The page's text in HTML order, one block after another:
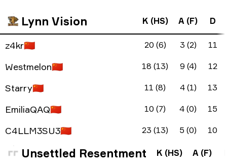
Lynn Vision K (HS) A (F) D
z4kr🇨🇳 20 (6) 3 (2) 11
Westmelon🇨🇳 18 (13) 9 (4) 12
Starry🇨🇳 11 (8) 4 (1) 13
EmiliaQAQ🇨🇳 10 (7) 4 (0) 15
C4LLM3SU3🇨🇳 23 (13) 5 (0) 10
Unsettled Resentment K (HS) A (F)